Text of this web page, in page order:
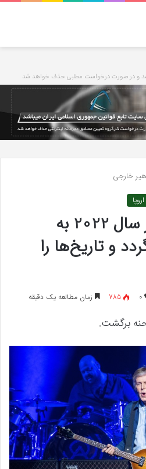
و در صورت درخواست مطلبی حذف خواهد شد
خارجی
پل مک‌کارتنی در سال 2022 به
و تاریخ‌ها را
۰ 785 زمان مطالعه یک دقیقه
برگشت.